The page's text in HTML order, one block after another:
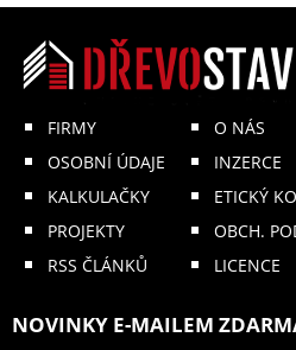
FIRMY
OSOBNÍ ÚDAJE
KALKULAČKY
PROJEKTY
RSS ČLÁNKŮ
O NÁS
INZERCE
ETICKÝ
OBCH.
LICENCE
NOVINKY E-MAILEM